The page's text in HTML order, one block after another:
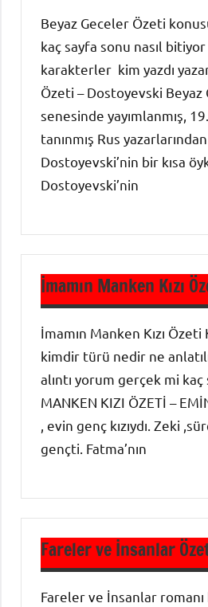
Beyaz Geceler Özeti
kaç sayfa sonu nasıl bitiyor
karakterler kim yazdı
Özeti – Dostoyevski Beyaz
senesinde yayımlanmış,
tanınmış Rus
Dostoyevski’nin bir kısa
Dostoyevski’nin
Roman
İmamın Manken Kızı
İmamın Manken Kızı Özeti
kimdir türü nedir ne
alıntı yorum gerçek mi
MANKEN KIZI ÖZETİ –
, evin genç kızıydı. Zeki
gençti. Fatma’nın
Fareler ve İnsanlar
Fareler ve İnsanlar romanı